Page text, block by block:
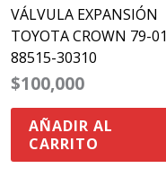
VÁLVULA EXPANSIÓN
TOYOTA CROWN 79-01
88515-30310
$100,000
AÑADIR AL
CARRITO